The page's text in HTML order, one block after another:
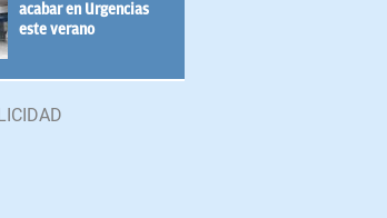
acabar en Urgencias
este verano